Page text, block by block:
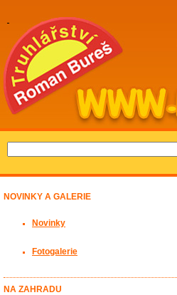
NOVINKY A GALERIE
Novinky
Fotogalerie
NA ZAHRADU